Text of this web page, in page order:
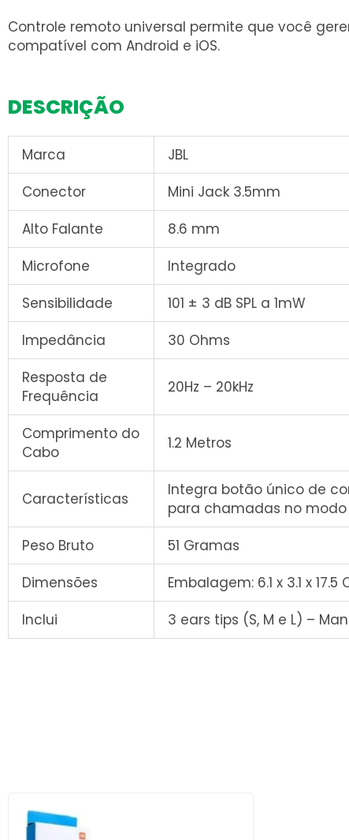
Controle remoto universal permite que você
compatível com Android e iOS.
DESCRIÇÃO
Marca
JBL
Conector
Mini Jack 3.5mm
Alto Falante
8.6 mm
Microfone
Integrado
Sensibilidade
101 ± 3 dB SPL a 1mW
Impedância
30 Ohms
Resposta de
Frequência
20Hz – 20kHz
Comprimento do
Cabo
1.2 Metros
Características
Integra botão único de
para chamadas no modo
Peso Bruto
51 Gramas
Dimensões
Embalagem: 6.1 x 3.1 x 17.5
Inclui
3 ears tips (S, M e L) –